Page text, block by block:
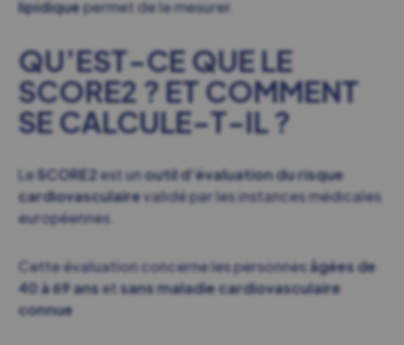
lipidiquepermet de le mesurer.
QU’EST-CE QUE LE
SCORE2 ? ET COMMENT
SE CALCULE-T-IL ?
LeSCORE2est unoutil d’évaluation du risque
cardiovasculairevalidé par les instances médicales
européennes.
Cette évaluation concerne les personnesâgées de
40 à 69 ansetsans maladie cardiovasculaire
connue